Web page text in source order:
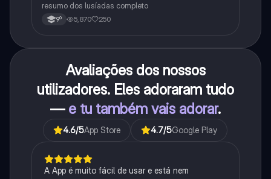
resumo dos lusíadas completo
9º 5,870 250
Avaliações dos nossos
utilizadores. Eles adoraram tudo
— e tu também vais adorar.
4.6/5App Store 4.7/5Google Play
A App é muito fácil de usar e está nem